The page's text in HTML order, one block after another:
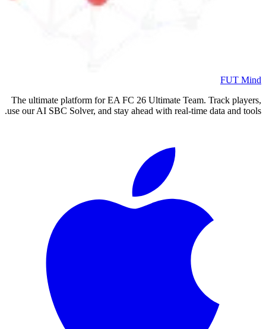
FUT Mind
The ultimate platform for EA FC 26 Ultimate Team. Track players,
use our AI SBC Solver, and stay ahead with real-time data and tools.